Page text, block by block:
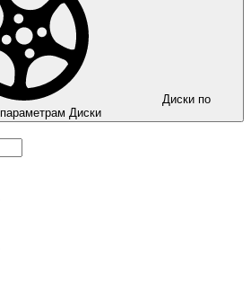
Диски по
параметрам Диски